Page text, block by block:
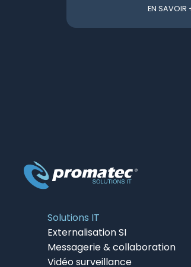
EN SAVOIR
Solutions IT
Externalisation SI
Messagerie & collaboration
Vidéo surveillance